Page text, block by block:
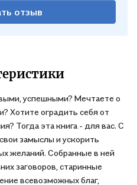
отзыв
успешными? Мечтаете о
Хотите оградить себя от
Тогда эта книга - для вас. С
замыслы и ускорить
желаний. Собранные в ней
заговоров, старинные
всевозможных благ,